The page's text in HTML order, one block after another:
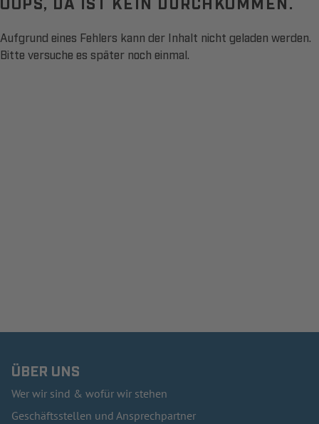
Aufgrund eines Fehlers kann der Inhalt nicht geladen werden.
Bitte versuche es später noch einmal.
ÜBER UNS
Wer wir sind & wofür wir stehen
Geschäftsstellen und Ansprechpartner